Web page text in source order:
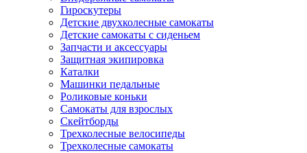
Гироскутеры
Детские двухколесные самокаты
Детские самокаты с сиденьем
Запчасти и аксессуары
Защитная экипировка
Каталки
Машинки педальные
Роликовые коньки
Самокаты для взрослых
Скейтборды
Трехколесные велосипеды
Трехколесные самокаты